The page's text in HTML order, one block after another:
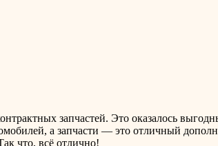
запчастей. Это оказалось
а запчасти — это отличный
что, всё отлично!